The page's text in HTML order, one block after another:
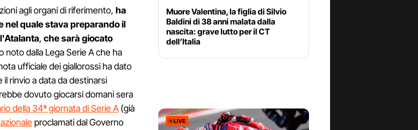
agli organi di riferimento, ha
nel quale stava preparando il
, chesarà giocato
noto dalla Lega Serie A che ha
ufficiale dei giallorossi ha dato
rinvio a data da destinarsi
dovuto giocarsi domani sera
della 34ª giornata di Serie A(già
proclamati dal Governo
Muore Valentina, la figlia di Silvio
Baldini di 38 anni malata dalla
nascita: grave lutto per il CT
dell’Italia
LIVE